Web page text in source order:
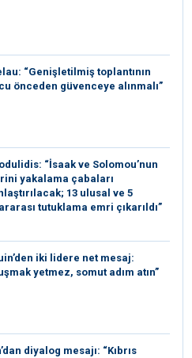
“Genişletilmiş toplantının
önceden güvenceye alınmalı”
“İsaak ve Solomou’nun
yakalama çabaları
13 ulusal ve 5
tutuklama emri çıkarıldı”
iki lidere net mesaj:
yetmez, somut adım atın”
diyalog mesajı: “Kıbrıs